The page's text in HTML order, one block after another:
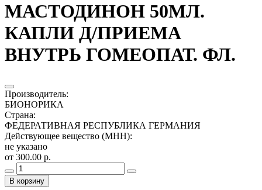
МАСТОДИНОН 50МЛ.
КАПЛИ Д/ПРИЕМА
ВНУТРЬ ГОМЕОПАТ. ФЛ.
Производитель:
БИОНОРИКА
Страна:
ФЕДЕРАТИВНАЯ РЕСПУБЛИКА ГЕРМАНИЯ
Действующее вещество (МНН):
не указано
от 300.00 р.
В корзину